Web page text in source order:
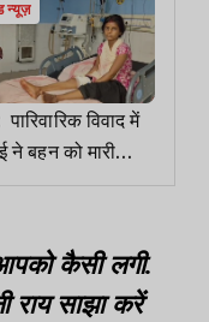
न्यूज़
विवाद में
ने बहन को मारी
में जुटी पुलिस
कैसी लगी.
राय साझा करें